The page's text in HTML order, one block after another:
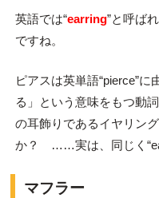
英語では“earring”と呼ば
ですね。
ピアスは英単語“pierce”
る」という意味をもつ動
の耳飾りであるイヤリン
か？ ……実は、同じく
マフラー